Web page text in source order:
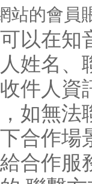
站的會員
以在知
姓名、
件人資
如無法
合作場
合作服